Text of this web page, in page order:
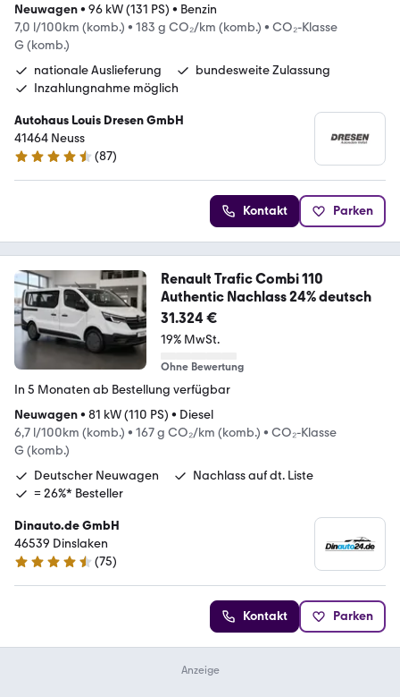
Neuwagen• 96 kW (131 PS) • Benzin
7,0 l/100km (komb.) • 183 g CO₂/km (komb.) • CO₂-Klasse
G (komb.)
nationale Auslieferung
bundesweite Zulassung
Inzahlungnahme möglich
Autohaus Louis Dresen GmbH
41464 Neuss
4.3 Sterne
(87)
Kontakt Parken
Renault Trafic Combi 110
Authentic Nachlass 24% deutsch
31.324 €
19% MwSt.
Ohne Bewertung
In 5 Monaten ab Bestellung verfügbar
Neuwagen• 81 kW (110 PS) • Diesel
6,7 l/100km (komb.) • 167 g CO₂/km (komb.) • CO₂-Klasse
G (komb.)
Deutscher Neuwagen
Nachlass auf dt. Liste
= 26%* Besteller
Dinauto.de GmbH
46539 Dinslaken
4.6 Sterne
(75)
Kontakt Parken